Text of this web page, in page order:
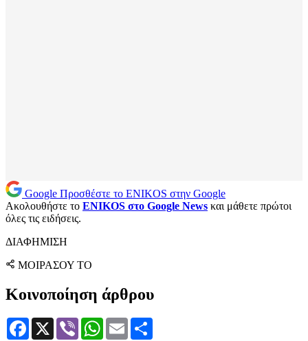
Google Προσθέστε το ENIKOS στην Google
Ακολουθήστε το ENIKOS στο Google News και μάθετε πρώτοι
όλες τις ειδήσεις.
ΔΙΑΦΗΜΙΣΗ
ΜΟΙΡΑΣΟΥ ΤΟ
Κοινοποίηση άρθρου
Facebook
X Viber WhatsApp
Email